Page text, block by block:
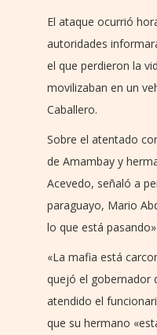
El ataque ocurrió
autoridades
el que perdieron la
movilizaban en un
Caballero.
Sobre el atentado
de Amambay y
Acevedo, señaló a
paraguayo, Mario
lo que está
«La mafia está
quejó el gobernador
atendido el
que su hermano